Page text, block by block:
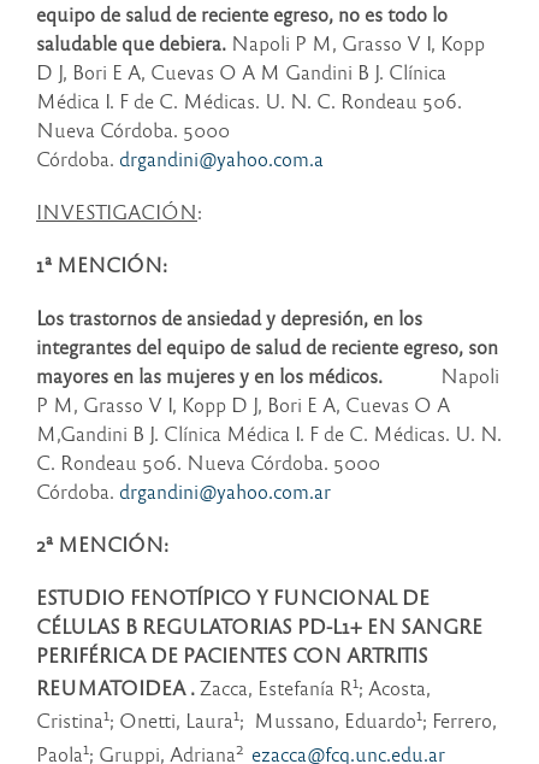
equipo de salud de reciente egreso, no es todo lo
saludable que debiera. Napoli P M, Grasso V I, Kopp
D J, Bori E A, Cuevas O A M Gandini B J. Clínica
Médica I. F de C. Médicas. U. N. C. Rondeau 506.
Nueva Córdoba. 5000
Córdoba. drgandini@yahoo.com.a
INVESTIGACIÓN:
1ª MENCIÓN:
Los trastornos de ansiedad y depresión, en los
integrantes del equipo de salud de reciente egreso, son
mayores en las mujeres y en los médicos. Napoli
P M, Grasso V I, Kopp D J, Bori E A, Cuevas O A
M,Gandini B J. Clínica Médica I. F de C. Médicas. U. N.
C. Rondeau 506. Nueva Córdoba. 5000
Córdoba. drgandini@yahoo.com.ar
2ª MENCIÓN:
ESTUDIO FENOTÍPICO Y FUNCIONAL DE
CÉLULAS B REGULATORIAS PD-L1+ EN SANGRE
PERIFÉRICA DE PACIENTES CON ARTRITIS
REUMATOIDEA .Zacca, Estefanía R1; Acosta,
Cristina1; Onetti, Laura1; Mussano, Eduardo1; Ferrero,
Paola1; Gruppi, Adriana2 ezacca@fcq.unc.edu.ar